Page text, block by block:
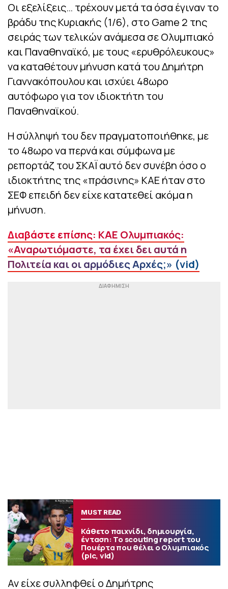
Οι εξελίξεις… τρέχουν μετά τα όσα έγιναν το
βράδυ της Κυριακής (1/6), στο Game 2 της
σειράς των τελικών ανάμεσα σε Ολυμπιακό
και Παναθηναϊκό, με τους «ερυθρόλευκους»
να καταθέτουν μήνυση κατά του Δημήτρη
Γιαννακόπουλου και ισχύει 48ωρο
αυτόφωρο για τον ιδιοκτήτη του
Παναθηναϊκού.
Η σύλληψή του δεν πραγματοποιήθηκε, με
το 48ωρο να περνά και σύμφωνα με
ρεπορτάζ του ΣΚΑΪ αυτό δεν συνέβη όσο ο
ιδιοκτήτης της «πράσινης» ΚΑΕ ήταν στο
ΣΕΦ επειδή δεν είχε κατατεθεί ακόμα η
μήνυση.
Διαβάστε επίσης: ΚΑΕ Ολυμπιακός:
«Αναρωτιόμαστε, τα έχει δει αυτά η
Πολιτεία και οι αρμόδιες Αρχές;» (vid)
MUST READ
Κάθετο παιχνίδι, δημιουργία,
ένταση: Το scouting report του
Πουέρτα που θέλει ο Ολυμπιακός
(pic, vid)
Αν είχε συλληφθεί ο Δημήτρης